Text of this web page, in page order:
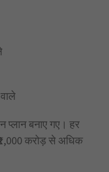
प्लान बनाए गए। हर
करोड़ से अधिक